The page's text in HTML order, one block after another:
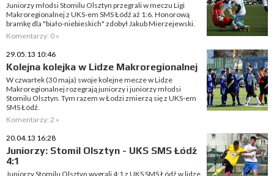
Juniorzy młodsi Stomilu Olsztyn przegrali w meczu Ligi
Makroregionalnej z UKS-em SMS Łódź aż 1:6. Honorową
bramkę dla "biało-niebieskich" zdobył Jakub Mierzejewski.
Komentarzy: 0 »
29.05.13 10:46
Kolejna kolejka w Lidze Makroregionalnej
W czwartek (30 maja) swoje kolejne mecze w Lidze
Makroregionalnej rozegrają juniorzy i juniorzy młodsi
Stomilu Olsztyn. Tym razem w Łodzi zmierzą się z UKS-em
SMS Łódź.
Komentarzy: 2 »
20.04.13 16:28
Juniorzy: Stomil Olsztyn - UKS SMS Łódź
4:1
Juniorzy Stomilu Olsztyn wygrali 4:1 z UKS SMS Łódź w lidze